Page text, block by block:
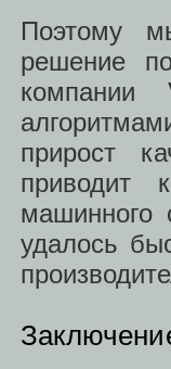
Поэтому
решение
прирост
приводит
машинного
удалось